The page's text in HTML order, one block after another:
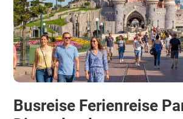
Busreise Ferienreise